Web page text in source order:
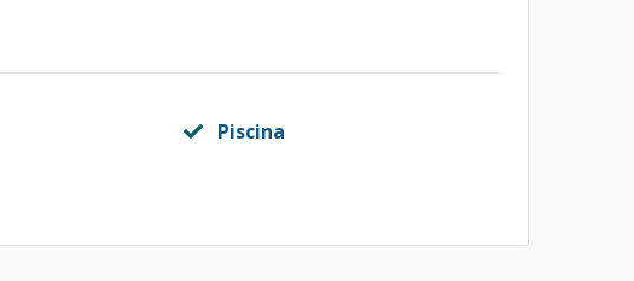
Piscina